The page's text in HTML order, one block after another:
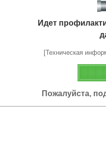
Идет
[Техническая
Пожалуйста,